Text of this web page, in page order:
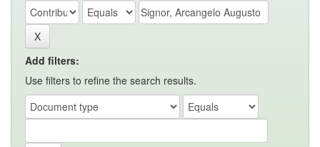
Add filters:
Use filters to refine the search results.